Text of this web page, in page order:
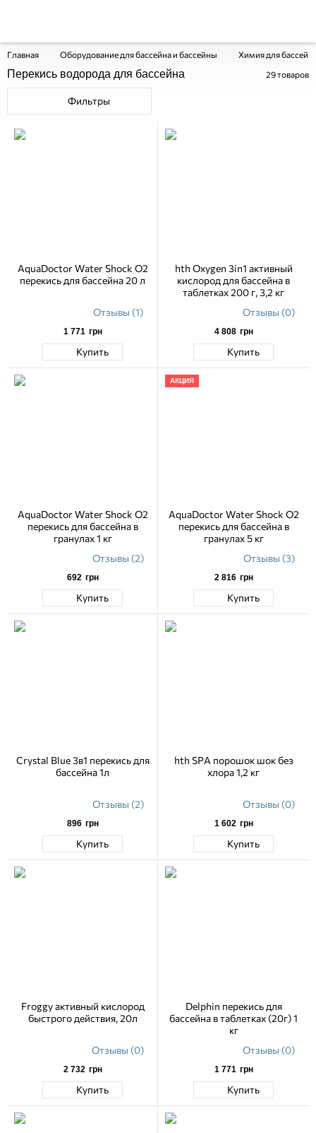
Главная Оборудование для бассейна и бассейны Химия для
Перекись водорода для бассейна 29товаров
Фильтры
AquaDoctor Water Shock О2
перекись для бассейна 20 л
Отзывы (1)
1 771 грн
Купить
hth Oxygen 3in1 активный
кислород для бассейна в
таблетках 200 г, 3,2 кг
Отзывы (0)
4 808 грн
Купить
AquaDoctor Water Shock O2
перекись для бассейна в
гранулах 1 кг
Отзывы (2)
692 грн
Купить
АКЦИЯ
AquaDoctor Water Shock O2
перекись для бассейна в
гранулах 5 кг
Отзывы (3)
2 816 грн
Купить
Crystal Blue 3в1 перекись для
бассейна 1л
Отзывы (2)
896 грн
Купить
hth SPA порошок шок без
хлора 1,2 кг
Отзывы (0)
1 602 грн
Купить
Froggy активный кислород
быстрого действия, 20л
Отзывы (0)
2 732 грн
Купить
Delphin перекись для
бассейна в таблетках (20г) 1
кг
Отзывы (0)
1 771 грн
Купить